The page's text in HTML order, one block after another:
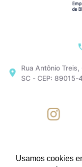
Rua Antônio
SC - CEP: 89015-
Usamos cookies